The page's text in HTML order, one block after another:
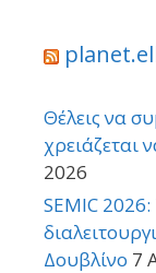
Θέλεις να
χρειάζεται
2026
SEMIC
Δουβλίνο 7